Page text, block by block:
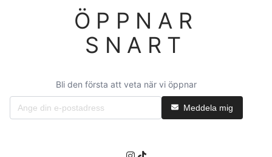
ÖPPNAR
SNART
Bli den första att veta när vi öppnar
Meddela mig